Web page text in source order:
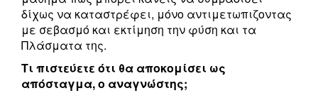
δίχως να καταστρέφει, μόνο αντιμετωπιζοντας
με σεβασμό και εκτίμηση την φύση και τα
Πλάσματα της.
Τι πιστεύετε ότι θα αποκομίσει ως
απόσταγμα, ο αναγνώστης;